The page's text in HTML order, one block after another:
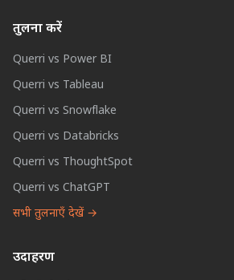
तुलना करें
Querri vs Power BI
Querri vs Tableau
Querri vs Snowflake
Querri vs Databricks
Querri vs ThoughtSpot
Querri vs ChatGPT
सभी तुलनाएँ देखें →
उदाहरण